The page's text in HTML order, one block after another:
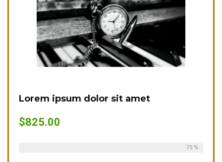
Lorem ipsum dolor sit amet
$825.00
Available:16
75 %